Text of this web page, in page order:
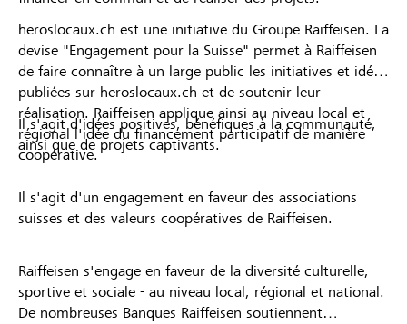
heroslocaux.ch est une initiative du Groupe Raiffeisen. La
devise "Engagement pour la Suisse" permet à Raiffeisen
de faire connaître à un large public les initiatives et idées
publiées sur heroslocaux.ch et de soutenir leur
réalisation. Raiffeisen applique ainsi au niveau local et
régional l'idée du financement participatif de manière
coopérative.
Il s'agit d'idées positives, bénéfiques à la communauté,
ainsi que de projets captivants.
Il s'agit d'un engagement en faveur des associations
suisses et des valeurs coopératives de Raiffeisen.
Raiffeisen s'engage en faveur de la diversité culturelle,
sportive et sociale - au niveau local, régional et national.
De nombreuses Banques Raiffeisen soutiennent